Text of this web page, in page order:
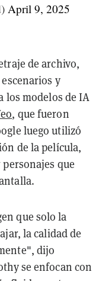
April 9, 2025
de archivo,
y
los modelos de IA
, que fueron
luego utilizó
de la película,
que
que solo la
la calidad de
dijo
se enfocan con